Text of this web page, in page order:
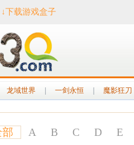
↓下载游戏盒子
龙域世界 一剑永恒 魔影狂刀
部 A B C D E